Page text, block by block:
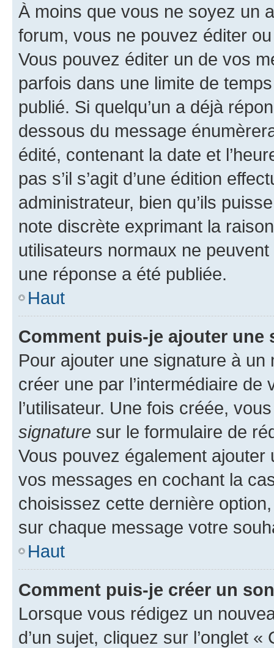
À moins que vous ne soyez un
forum, vous ne pouvez éditer
Vous pouvez éditer un de vos
parfois dans une limite de
publié. Si quelqu’un a déjà
dessous du message
édité, contenant la date et
pas s’il s’agit d’une édition
administrateur, bien qu’ils
note discrète exprimant la
utilisateurs normaux ne
une réponse a été publiée.
Haut
Comment puis-je ajouter une
Pour ajouter une signature à un
créer une par l’intermédiaire
l’utilisateur. Une fois créée,
signature sur le formulaire de
Vous pouvez également
vos messages en cochant la
choisissez cette dernière
sur chaque message votre
Haut
Comment puis-je créer un
Lorsque vous rédigez un
d’un sujet, cliquez sur l’onglet